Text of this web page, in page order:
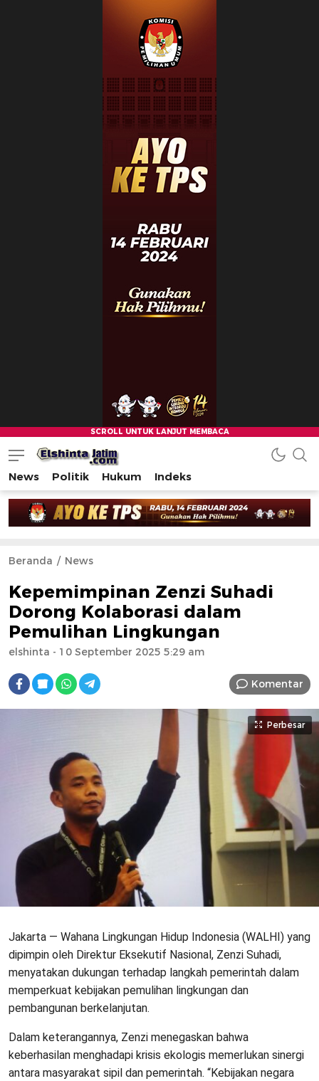
News Politik Hukum Indeks
Beranda News
Kepemimpinan Zenzi Suhadi
Dorong Kolaborasi dalam
Pemulihan Lingkungan
elshinta - 10 September 2025 5:29 am
Komentar
Perbesar
Jakarta — Wahana Lingkungan Hidup Indonesia (WALHI) yang
dipimpin oleh Direktur Eksekutif Nasional, Zenzi Suhadi,
menyatakan dukungan terhadap langkah pemerintah dalam
memperkuat kebijakan pemulihan lingkungan dan
pembangunan berkelanjutan.
Dalam keterangannya, Zenzi menegaskan bahwa
keberhasilan menghadapi krisis ekologis memerlukan sinergi
antara masyarakat sipil dan pemerintah. “Kebijakan negara